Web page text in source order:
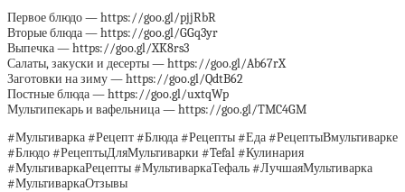
Первое блюдо — https://goo.gl/pjjRbR
Вторые блюда — https://goo.gl/GGq3yr
Выпечка — https://goo.gl/XK8rs3
Салаты, закуски и десерты — https://goo.gl/Ab67rX
Заготовки на зиму — https://goo.gl/QdtB62
Постные блюда — https://goo.gl/uxtqWp
Мультипекарь и вафельница — https://goo.gl/TMC4GM
#Мультиварка #Рецепт #Блюда #Рецепты #Еда #РецептыВмультиварке
#Блюдо #РецептыДляМультиварки #Tefal #Кулинария
#МультиваркаРецепты #МультиваркаТефаль #ЛучшаяМультиварка
#МультиваркаОтзывы